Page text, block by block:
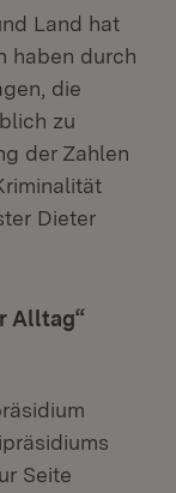
Land hat
haben durch
die
zu
der Zahlen
Dieter
Alltag“
Seite